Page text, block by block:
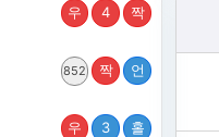
우 4 짝
852 짝 언
우 3 홀